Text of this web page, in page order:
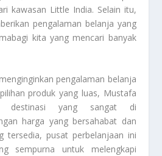
kawasan Little India. Selain itu,
pengalaman belanja yang
kita yang mencari banyak
pengalaman belanja
produk yang luas, Mustafa
destinasi yang sangat di
harga yang bersahabat dan
tersedia, pusat perbelanjaan ini
sempurna untuk melengkapi